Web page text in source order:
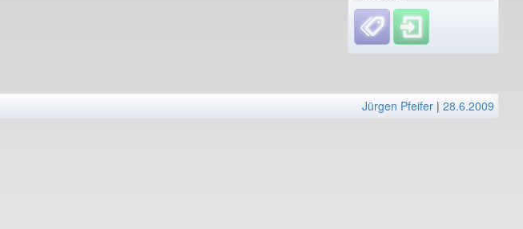
Jürgen Pfeifer | 28.6.2009